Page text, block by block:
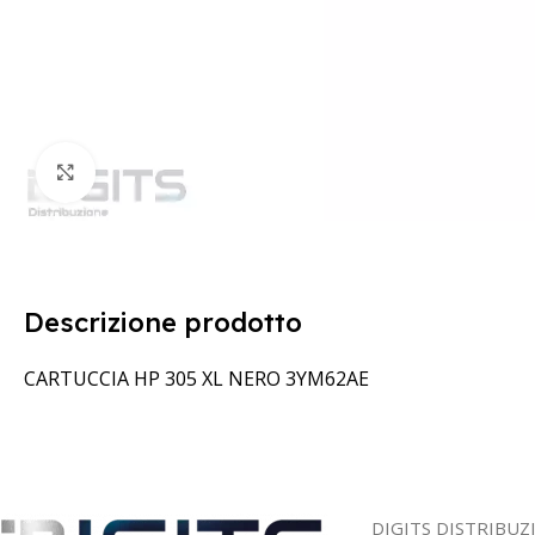
Clicca per ingrandire
Descrizione prodotto
CARTUCCIA HP 305 XL NERO 3YM62AE
DIGITS